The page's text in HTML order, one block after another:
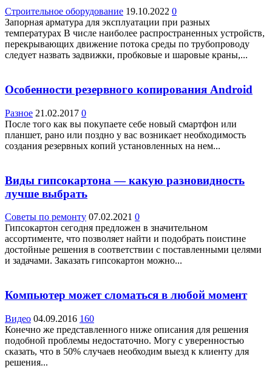
Строительное оборудование 19.10.2022 0
Запорная арматура для эксплуатации при разных
температурах В числе наиболее распространенных устройств,
перекрывающих движение потока среды по трубопроводу
следует назвать задвижки, пробковые и шаровые краны,...
Особенности резервного копирования Android
Разное 21.02.2017 0
После того как вы покупаете себе новый смартфон или
планшет, рано или поздно у вас возникает необходимость
создания резервных копий установленных на нем...
Виды гипсокартона — какую разновидность
лучше выбрать
Советы по ремонту 07.02.2021 0
Гипсокартон сегодня предложен в значительном
ассортименте, что позволяет найти и подобрать поистине
достойные решения в соответствии с поставленными целями
и задачами. Заказать гипсокартон можно...
Компьютер может сломаться в любой момент
Видео 04.09.2016 160
Конечно же представленного ниже описания для решения
подобной проблемы недостаточно. Могу с уверенностью
сказать, что в 50% случаев необходим выезд к клиенту для
решения...